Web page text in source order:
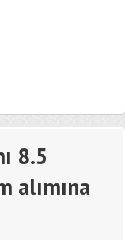
8.5
alımına